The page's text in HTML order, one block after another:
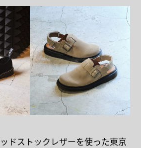
ドストックレザーを使った東京